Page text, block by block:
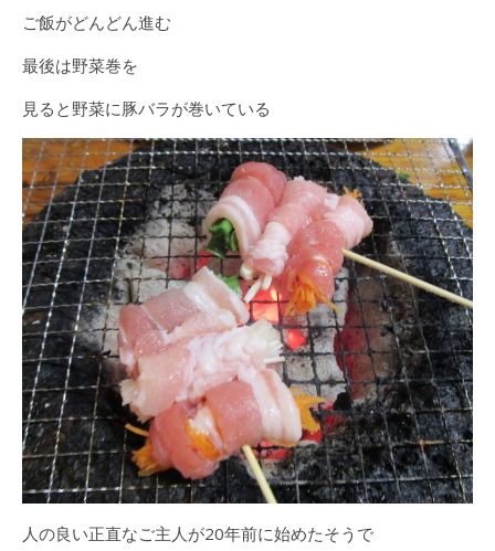
ご飯がどんどん進む
最後は野菜巻を
見ると野菜に豚バラが巻いている
人の良い正直なご主人が20年前に始めたそうで